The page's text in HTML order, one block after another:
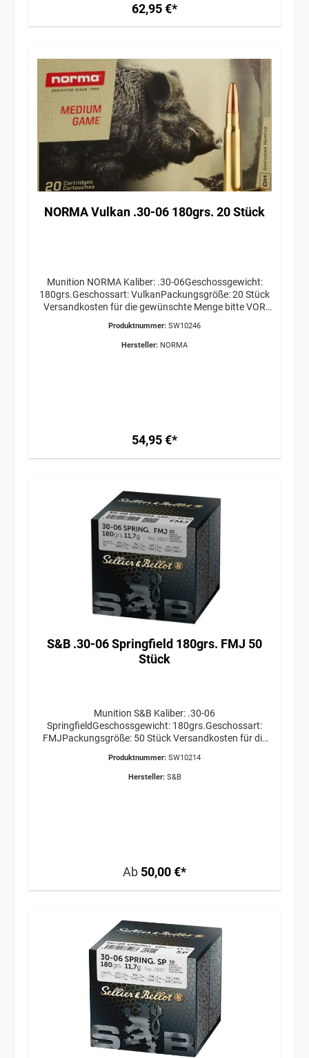
62,95 €*
NORMA Vulkan .30-06 180grs. 20 Stück
Munition NORMA Kaliber: .30-06Geschossgewicht:
180grs.Geschossart: VulkanPackungsgröße: 20 Stück
Versandkosten für die gewünschte Menge bitte VOR
ERWERBSBERECHTIGUNG ERFORDERLICH /
GEFAHRGUT / VERSAND AB 34,95€
Produktnummer: SW10246
Hersteller: NORMA
54,95 €*
S&B .30-06 Springfield 180grs. FMJ 50
Stück
Munition S&B Kaliber: .30-06
SpringfieldGeschossgewicht: 180grs.Geschossart:
FMJPackungsgröße: 50 Stück Versandkosten für die
/ GEFAHRGUT / VERSAND AB 34,95€
Produktnummer: SW10214
Hersteller: S&B
Ab 50,00 €*